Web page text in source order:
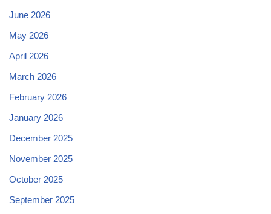
June 2026
May 2026
April 2026
March 2026
February 2026
January 2026
December 2025
November 2025
October 2025
September 2025